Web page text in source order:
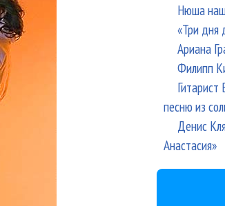
Нюша
«Три дня
Ариана
Филипп
песню из
Денис
Анастасия»